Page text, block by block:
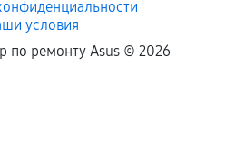
куплены
или частично, если
условия
по ремонту Asus © 2026